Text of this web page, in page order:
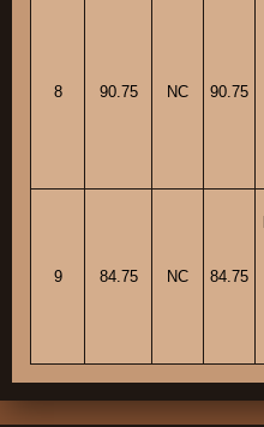
8 90.75 NC 90.75
9 84.75 NC 84.75